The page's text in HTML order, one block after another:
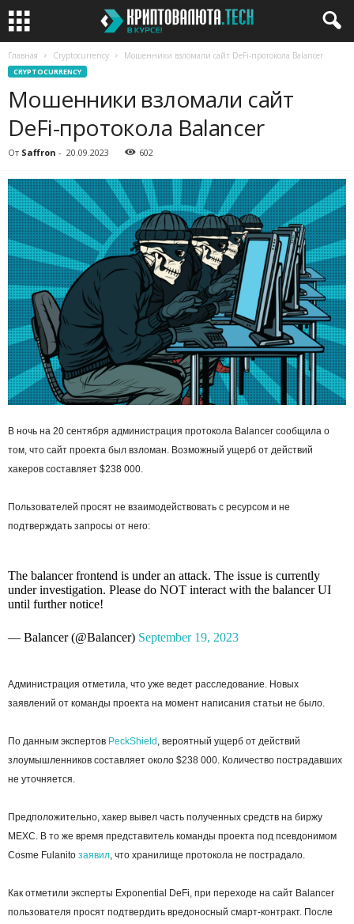
Главная Cryptocurrency Мошенники взломали сайт DeFi-протокола Balancer
CRYPTOCURRENCY
Мошенники взломали сайт
DeFi-протокола Balancer
От Saffron - 20.09.2023 602
В ночь на 20 сентября администрация протокола Balancer сообщила о
том, что сайт проекта был взломан. Возможный ущерб от действий
хакеров составляет $238 000.
Пользователей просят не взаимодействовать с ресурсом и не
подтверждать запросы от него:
The balancer frontend is under an attack. The issue is currently
under investigation. Please do NOT interact with the balancer UI
until further notice!
— Balancer (@Balancer) September 19, 2023
Администрация отметила, что уже ведет расследование. Новых
заявлений от команды проекта на момент написания статьи не было.
По данным экспертов PeckShield , вероятный ущерб от действий
злоумышленников составляет около $238 000. Количество пострадавших
не уточняется.
Предположительно, хакер вывел часть полученных средств на биржу
MEXC. В то же время представитель команды проекта под псевдонимом
Cosme Fulanito заявил , что хранилище протокола не пострадало.
Как отметили эксперты Exponential DeFi, при переходе на сайт Balancer
пользователя просят подтвердить вредоносный смарт-контракт. После